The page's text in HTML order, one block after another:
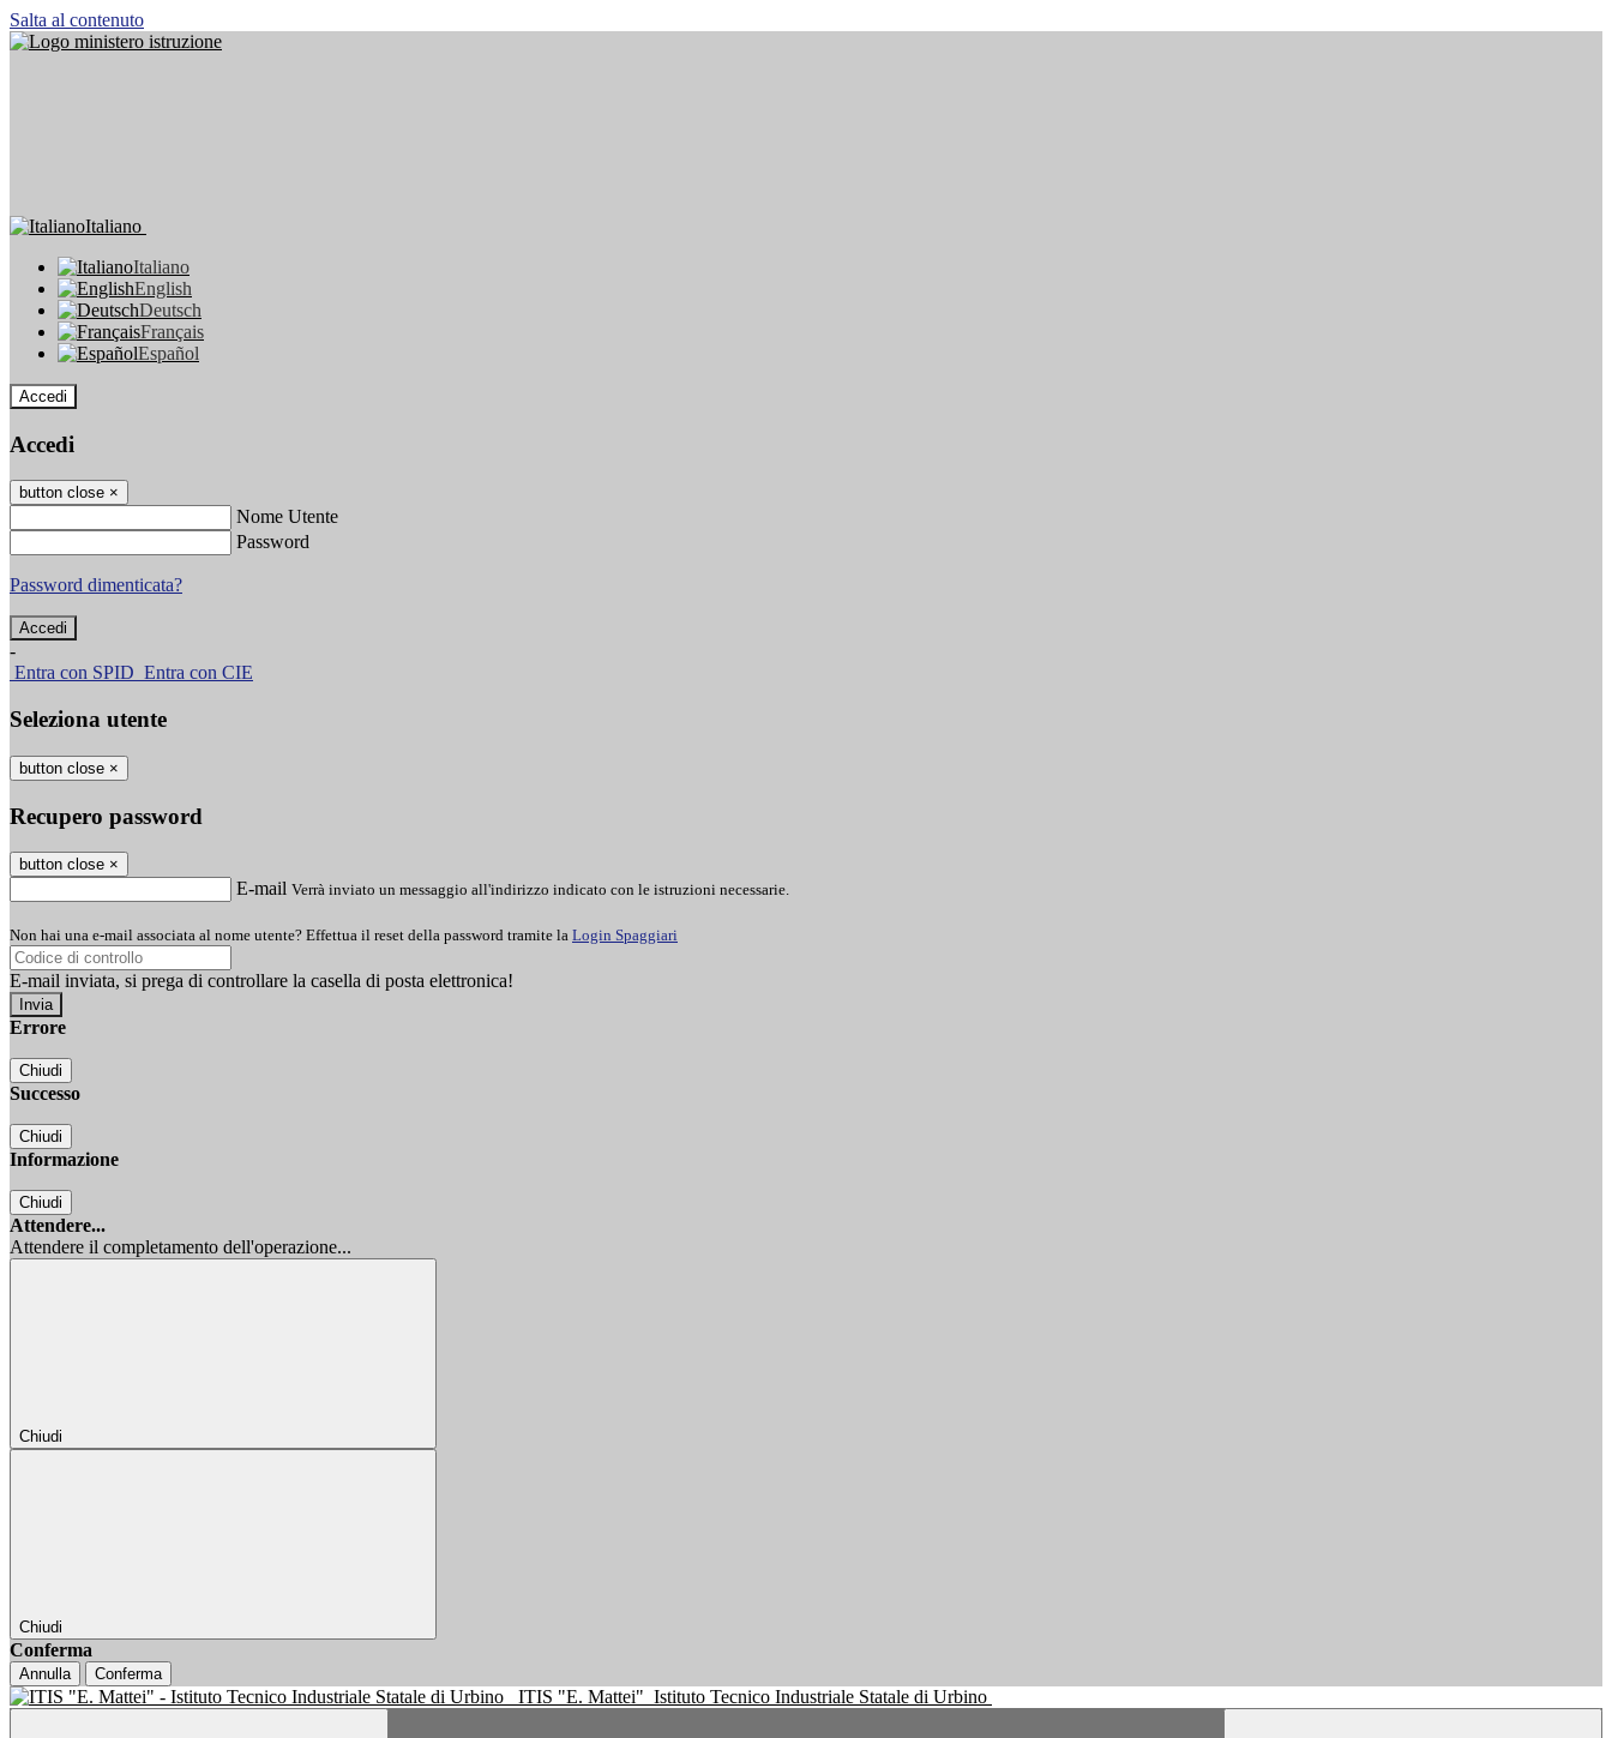
Salta al contenuto
Italiano
Italiano
English
Deutsch
Français
Español
Accedi
Accedi
button close ×
Nome Utente
Password
Password dimenticata?
-
Entra con SPID Entra con CIE
Seleziona utente
button close ×
Recupero password
button close ×
E-mail Verrà inviato un messaggio all'indirizzo indicato con le istruzioni necessarie.
Non hai una e-mail associata al nome utente? Effettua il reset della password tramite la Login Spaggiari
E-mail inviata, si prega di controllare la casella di posta elettronica!
Errore
Chiudi
Successo
Chiudi
Informazione
Chiudi
Attendere...
Attendere il completamento dell'operazione...
Chiudi
Chiudi
Conferma
Annulla Conferma
ITIS "E. Mattei" Istituto Tecnico Industriale Statale di Urbino